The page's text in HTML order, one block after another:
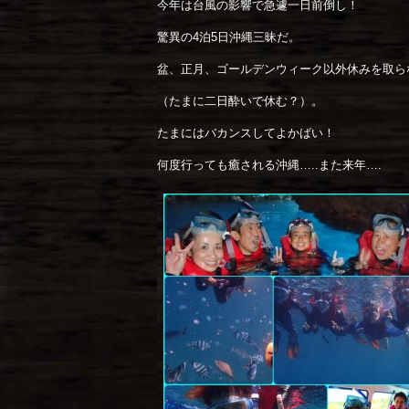
今年は台風の影響で急遽一日前倒し！
驚異の4泊5日沖縄三昧だ。
盆、正月、ゴールデンウィーク以外休みを取ら
（たまに二日酔いで休む？）。
たまにはバカンスしてよかばい！
何度行っても癒される沖縄…..また来年….